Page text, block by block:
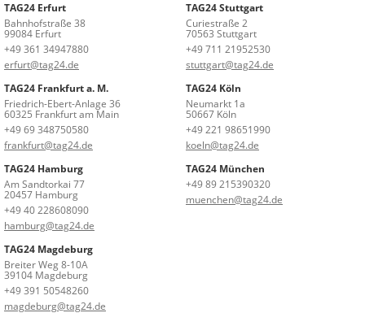
TAG24 Erfurt
Bahnhofstraße 38
99084 Erfurt
+49 361 34947880
erfurt@tag24.de
TAG24 Stuttgart
Curiestraße 2
70563 Stuttgart
+49 711 21952530
stuttgart@tag24.de
TAG24 Frankfurt a. M.
Friedrich-Ebert-Anlage 36
60325 Frankfurt am Main
+49 69 348750580
frankfurt@tag24.de
TAG24 Köln
Neumarkt 1a
50667 Köln
+49 221 98651990
koeln@tag24.de
TAG24 Hamburg
Am Sandtorkai 77
20457 Hamburg
+49 40 228608090
hamburg@tag24.de
TAG24 München
+49 89 215390320
muenchen@tag24.de
TAG24 Magdeburg
Breiter Weg 8-10A
39104 Magdeburg
+49 391 50548260
magdeburg@tag24.de